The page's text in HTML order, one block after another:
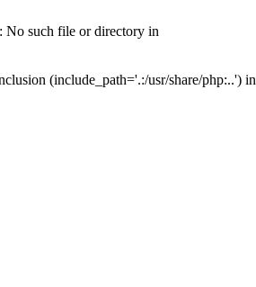
No such file or directory in
(include_path='.:/usr/share/php:..') in